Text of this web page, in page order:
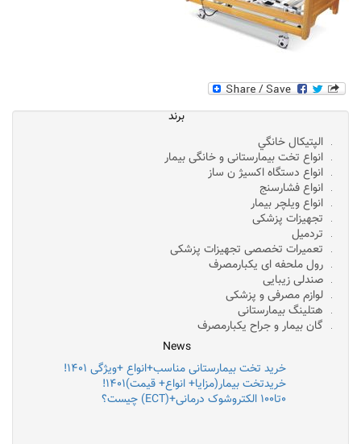
برند
الپتيکال خانگي
انواع تخت بیمارستانی و خانگی بیمار
انواع دستگاه اکسیژ ن ساز
انواع فشارسنج
انواع ویلچر بیمار
تجهیزات پزشکی
تردمیل
تعمیرات تخصصی تجهیزات پزشکی
رول ملحفه ای یکبارمصرف
صندلی زیبایی
لوازم مصرفی و پزشکی
هتلینگ بیمارستانی
گان بیمار و جراح یکبارمصرف
News
خرید تخت بیمارستانی مناسب+انواع +ویژگی ۱۴۰۱!
خریدتخت بیمار(مزایا+ انواع+ قیمت)۱۴۰۱!
۰تا۱۰۰ الکتروشوک درمانی+(ECT) چیست؟